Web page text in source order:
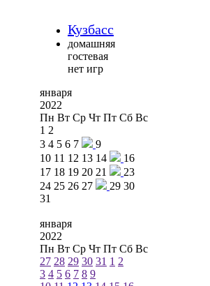
Кузбасс
домашняя
гостевая
нет игр
января
2022
Пн Вт Ср Чт Пт Сб Вс
1 2
3 4 5 6 7
9
10 11 12 13 14
16
17 18 19 20 21
23
24 25 26 27 29 30
31
января
2022
Пн Вт Ср Чт Пт Сб Вс
27 28 29 30 31 1 2
3 4 5 6 7 8 9